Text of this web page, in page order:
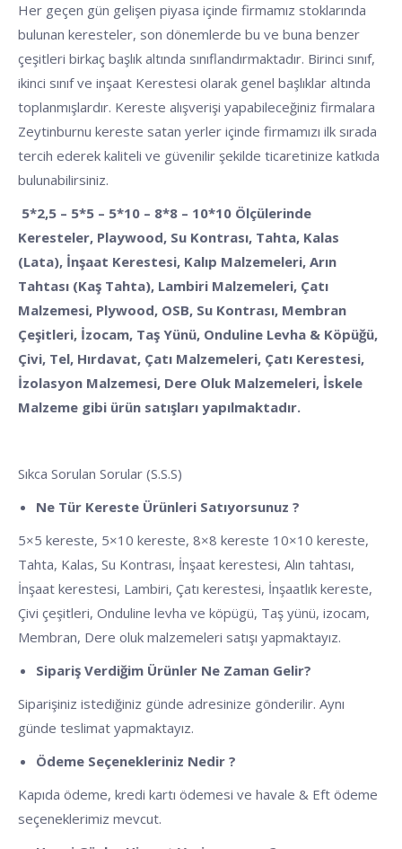
Her geçen gün gelişen piyasa içinde firmamız stoklarında
bulunan keresteler, son dönemlerde bu ve buna benzer
çeşitleri birkaç başlık altında sınıflandırmaktadır. Birinci sınıf,
ikinci sınıf ve inşaat Kerestesi olarak genel başlıklar altında
toplanmışlardır. Kereste alışverişi yapabileceğiniz firmalara
Zeytinburnu kereste satan yerler içinde firmamızı ilk sırada
tercih ederek kaliteli ve güvenilir şekilde ticaretinize katkıda
bulunabilirsiniz.
5*2,5 – 5*5 – 5*10 – 8*8 – 10*10 Ölçülerinde
Keresteler, Playwood, Su Kontrası, Tahta, Kalas
(Lata), İnşaat Kerestesi, Kalıp Malzemeleri, Arın
Tahtası (Kaş Tahta), Lambiri Malzemeleri, Çatı
Malzemesi, Plywood, OSB, Su Kontrası, Membran
Çeşitleri, İzocam, Taş Yünü, Onduline Levha & Köpüğü,
Çivi, Tel, Hırdavat, Çatı Malzemeleri, Çatı Kerestesi,
İzolasyon Malzemesi, Dere Oluk Malzemeleri, İskele
Malzeme gibi ürün satışları yapılmaktadır.
Sıkca Sorulan Sorular (S.S.S)
Ne Tür Kereste Ürünleri Satıyorsunuz ?
5×5 kereste, 5×10 kereste, 8×8 kereste 10×10 kereste,
Tahta, Kalas, Su Kontrası, İnşaat kerestesi, Alın tahtası,
İnşaat kerestesi, Lambiri, Çatı kerestesi, İnşaatlık kereste,
Çivi çeşitleri, Onduline levha ve köpügü, Taş yünü, izocam,
Membran, Dere oluk malzemeleri satışı yapmaktayız.
Sipariş Verdiğim Ürünler Ne Zaman Gelir?
Siparişiniz istediğiniz günde adresinize gönderilir. Aynı
günde teslimat yapmaktayız.
Ödeme Seçenekleriniz Nedir ?
Kapıda ödeme, kredi kartı ödemesi ve havale & Eft ödeme
seçeneklerimiz mevcut.